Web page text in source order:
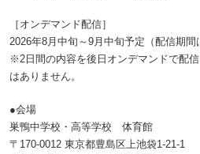
［オンデマンド配信］
2026年8月中旬～9月中旬予定（配信期間
※2日間の内容を後日オンデマンドで配
はありません。
●会場
巣鴨中学校・高等学校 体育館
〒170-0012 東京都豊島区上池袋1-21-1